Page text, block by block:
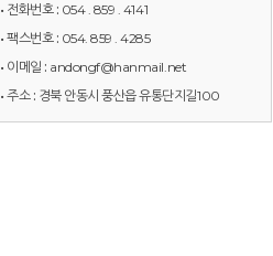
• 전화번호 : 054 . 859 . 4141
• 팩스번호 : 054. 859 . 4285
• 이메일 : andongf@hanmail.net
• 주소 : 경북 안동시 풍산읍 유통단지길100